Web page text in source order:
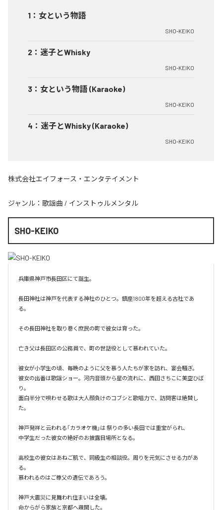
1 ： 女という物語
SHO-KEIKO
2 ： 迷子とWhisky
SHO-KEIKO
3 ： 女という物語 (Karaoke)
SHO-KEIKO
4 ： 迷子とWhisky (Karaoke)
SHO-KEIKO
株式会社エイフォース・エンタテイメント
ジャンル： 歌謡曲 / インストゥルメンタル
SHO-KEIKO
兵庫県神戸市長田区にて誕生。
長田神社は神戸を代表する神社のひとつ。鎮座1800年を超える古社であ
る。
その長田神社を取り巻く庶民の町で彼女は育った。
亡き父は長田区の公務員で、町の世話役として慕われていた。
彼女が小学生の頃、毎晩のように父を慕う人たちが家を訪れ、宴会騒ぎ。
彼女の出番は歌謡ショー。河内音頭から星の流れに、西田さちこに美空ひば
り。
面白半分で唄わせる歌は大人顔負けのコブシと歌唱力で、訪問客は絶賛し
た。
神戸発祥と云われる「カラオケ機｣は 祭りの多い長田では重宝がられ、
中学生だった彼女の絶好のお披露目場所となる。
高校生の彼女はあねご肌で、同級生の相談役。周りを元気にさせる力があ
る。
慕われるのはご尊父の遺伝であろう。
神戸大震災に見舞われ住まいは全壊。
命からがら家族と京都へ疎開した。